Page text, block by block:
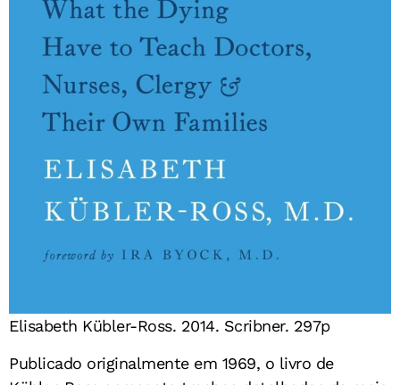
Elisabeth Kübler-Ross. 2014. Scribner. 297p
Publicado originalmente em 1969, o livro de